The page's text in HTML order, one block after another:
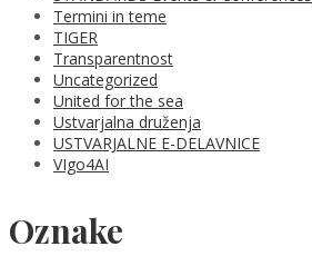
Termini in teme
TIGER
Transparentnost
Uncategorized
United for the sea
Ustvarjalna druženja
USTVARJALNE E-DELAVNICE
VIgo4AI
Oznake